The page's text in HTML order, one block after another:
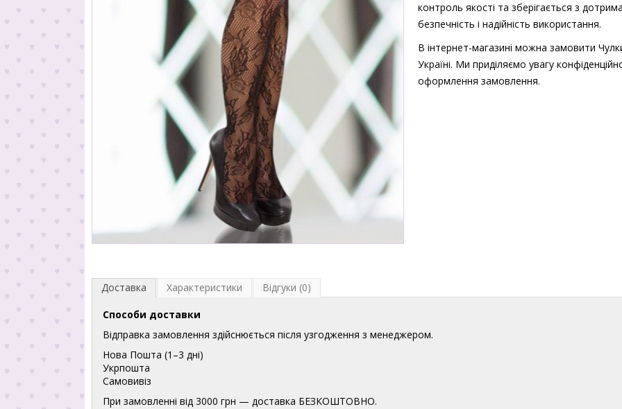
контроль якості та зберігається з
безпечність і надійність використання.
В інтернет-магазині можна замовити
Україні. Ми приділяємо увагу
оформлення замовлення.
Доставка Характеристики Відгуки (0)
Способи доставки
Відправка замовлення здійснюється після узгодження з менеджером.
Нова Пошта (1–3 дні)
Укрпошта
Самовивіз
При замовленні від 3000 грн — доставка БЕЗКОШТОВНО.